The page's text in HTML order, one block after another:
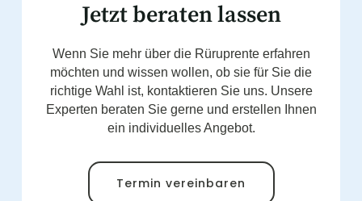
Jetzt beraten lassen
Wenn Sie mehr über die Rüruprente erfahren
möchten und wissen wollen, ob sie für Sie die
richtige Wahl ist, kontaktieren Sie uns. Unsere
Experten beraten Sie gerne und erstellen Ihnen
ein individuelles Angebot.
Termin vereinbaren